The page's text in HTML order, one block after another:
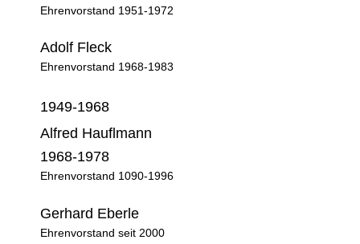
Ehrenvorstand 1951-1972
Adolf Fleck
Ehrenvorstand 1968-1983
1949-1968
Alfred Hauflmann
1968-1978
Ehrenvorstand 1090-1996
Gerhard Eberle
Ehrenvorstand seit 2000